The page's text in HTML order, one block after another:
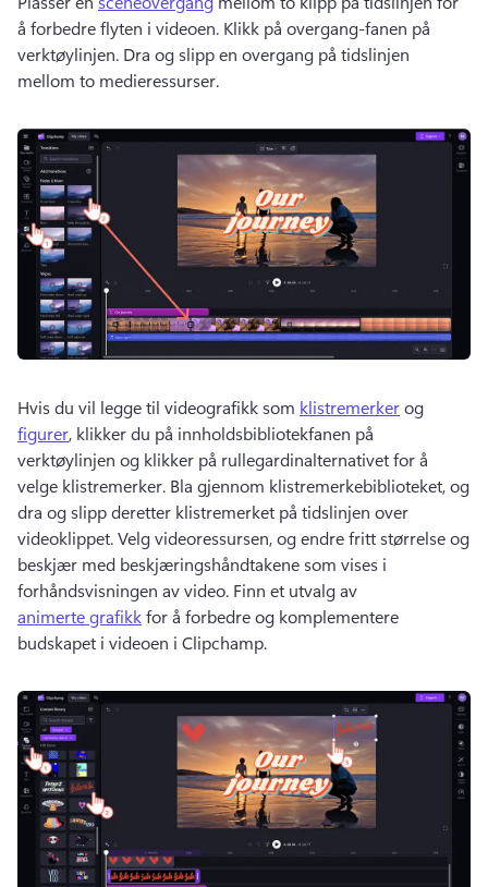
å forbedre flyten i videoen. Klikk på overgang-fanen på
verktøylinjen. Dra og slipp en overgang på tidslinjen
mellom to medieressurser.
Hvis du vil legge til videografikk som klistremerker og
figurer, klikker du på innholdsbibliotekfanen på
verktøylinjen og klikker på rullegardinalternativet for å
velge klistremerker. Bla gjennom klistremerkebiblioteket, og
dra og slipp deretter klistremerket på tidslinjen over
videoklippet. Velg videoressursen, og endre fritt størrelse og
beskjær med beskjæringshåndtakene som vises i
forhåndsvisningen av video. Finn et utvalg av
animerte grafikk for å forbedre og komplementere
budskapet i videoen i Clipchamp.